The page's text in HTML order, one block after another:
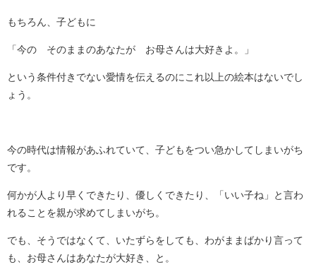
もちろん、子どもに
「今の そのままのあなたが お母さんは大好きよ。」
という条件付きでない愛情を伝えるのにこれ以上の絵本はないでし
ょう。
今の時代は情報があふれていて、子どもをつい急かしてしまいがち
です。
何かが人より早くできたり、優しくできたり、「いい子ね」と言わ
れることを親が求めてしまいがち。
でも、そうではなくて、いたずらをしても、わがままばかり言って
も、お母さんはあなたが大好き、と。